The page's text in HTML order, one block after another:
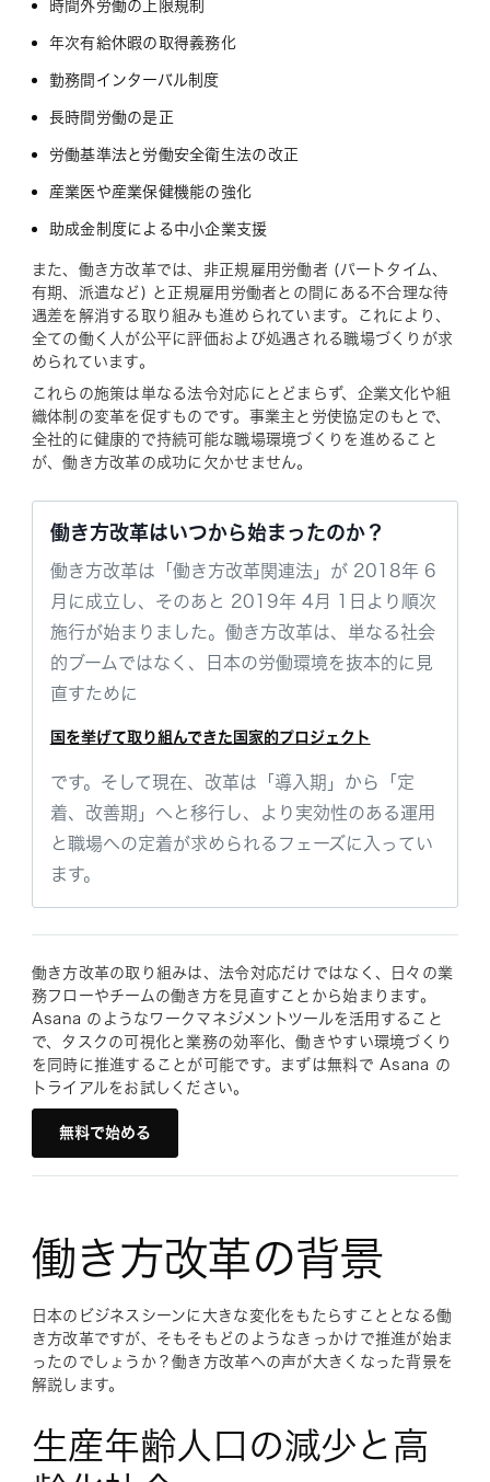
時間外労働の上限規制
年次有給休暇の取得義務化
勤務間インターバル制度
長時間労働の是正
労働基準法と労働安全衛生法の改正
産業医や産業保健機能の強化
助成金制度による中小企業支援
また、働き方改革では、非正規雇用労働者 (パートタイム、
有期、派遣など) と正規雇用労働者との間にある不合理な待
遇差を解消する取り組みも進められています。これにより、
全ての働く人が公平に評価および処遇される職場づくりが求
められています。
これらの施策は単なる法令対応にとどまらず、企業文化や組
織体制の変革を促すものです。事業主と労使協定のもとで、
全社的に健康的で持続可能な職場環境づくりを進めること
が、働き方改革の成功に欠かせません。
働き方改革はいつから始まったのか？
働き方改革は「働き方改革関連法」が 2018年 6
月に成立し、そのあと 2019年 4月 1日より順次
施行が始まりました。働き方改革は、単なる社会
的ブームではなく、日本の労働環境を抜本的に見
直すために
国を挙げて取り組んできた国家的プロジェクト
です。そして現在、改革は「導入期」から「定
着、改善期」へと移行し、より実効性のある運用
と職場への定着が求められるフェーズに入ってい
ます。
働き方改革の取り組みは、法令対応だけではなく、日々の業
務フローやチームの働き方を見直すことから始まります。
Asana のようなワークマネジメントツールを活用すること
で、タスクの可視化と業務の効率化、働きやすい環境づくり
を同時に推進することが可能です。まずは無料で Asana の
トライアルをお試しください。
無料で始める
働き方改革の背景
日本のビジネスシーンに大きな変化をもたらすこととなる働
き方改革ですが、そもそもどのようなきっかけで推進が始ま
ったのでしょうか？働き方改革への声が大きくなった背景を
解説します。
生産年齢人口の減少と高